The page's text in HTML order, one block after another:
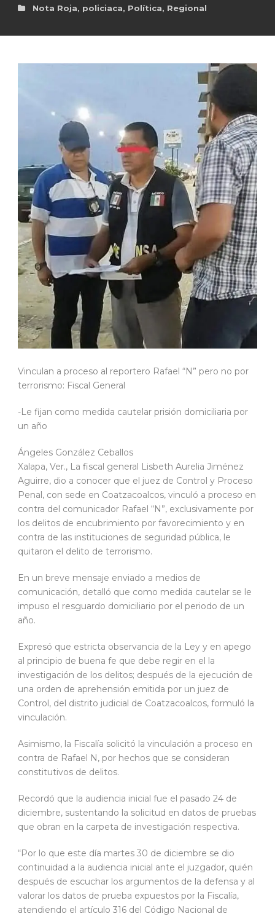
Nota Roja, policiaca, Política, Regional
Vinculan a proceso al reportero Rafael “N” pero no por
terrorismo: Fiscal General
-Le fijan como medida cautelar prisión domiciliaria por
un año
Ángeles González Ceballos
Xalapa, Ver., La fiscal general Lisbeth Aurelia Jiménez
Aguirre, dio a conocer que el juez de Control y Proceso
Penal, con sede en Coatzacoalcos, vinculó a proceso en
contra del comunicador Rafael “N”, exclusivamente por
los delitos de encubrimiento por favorecimiento y en
contra de las instituciones de seguridad pública, le
quitaron el delito de terrorismo.
En un breve mensaje enviado a medios de
comunicación, detalló que como medida cautelar se le
impuso el resguardo domiciliario por el periodo de un
año.
Expresó que estricta observancia de la Ley y en apego
al principio de buena fe que debe regir en el la
investigación de los delitos; después de la ejecución de
una orden de aprehensión emitida por un juez de
Control, del distrito judicial de Coatzacoalcos, formuló la
vinculación.
Asimismo, la Fiscalía solicitó la vinculación a proceso en
contra de Rafael N, por hechos que se consideran
constitutivos de delitos.
Recordó que la audiencia inicial fue el pasado 24 de
diciembre, sustentando la solicitud en datos de pruebas
que obran en la carpeta de investigación respectiva.
“Por lo que este día martes 30 de diciembre se dio
continuidad a la audiencia inicial ante el juzgador, quién
después de escuchar los argumentos de la defensa y al
valorar los datos de prueba expuestos por la Fiscalía,
atendiendo el artículo 316 del Código Nacional de